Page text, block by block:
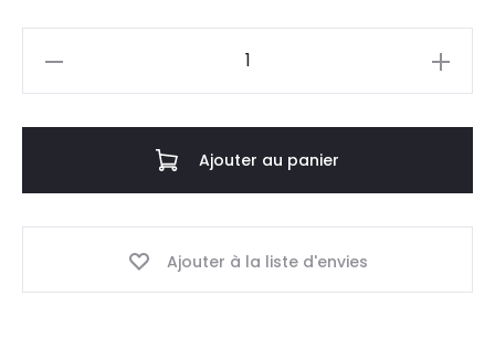
Ajouter au panier
Ajouter à la liste d'envies